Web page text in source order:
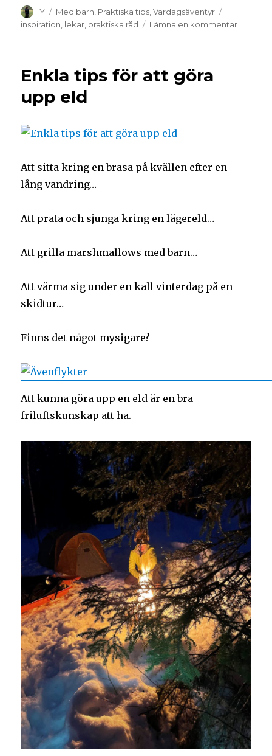
Y Med barn, Praktiska tips,Vardagsäventyr
inspiration, lekar, praktiska råd Lämna en kommentar
Enkla tips för att göra
upp eld
Att sitta kring en brasa på kvällen efter en
lång vandring…
Att prata och sjunga kring en lägereld…
Att grilla marshmallows med barn…
Att värma sig under en kall vinterdag på en
skidtur…
Finns det något mysigare?
Att kunna göra upp en eld är en bra
friluftskunskap att ha.